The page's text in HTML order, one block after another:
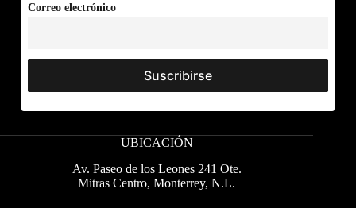
Correo electrónico
UBICACIÓN
Av. Paseo de los Leones 241 Ote.
Mitras Centro, Monterrey, N.L.